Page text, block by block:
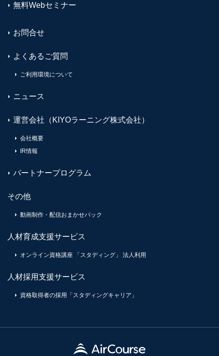
無料Webセミナー
お問合せ
よくあるご質問
ご利用環境について
ニュース
運営会社（KIYOラーニング株式会社）
会社概要
IR情報
パートナープログラム
その他
動画制作・配信おまかせパック
人材育成支援サービス
オンライン資格講座 「スタディング」 法人利用
人材採用支援サービス
資格取得者の採用「スタディングキャリア」